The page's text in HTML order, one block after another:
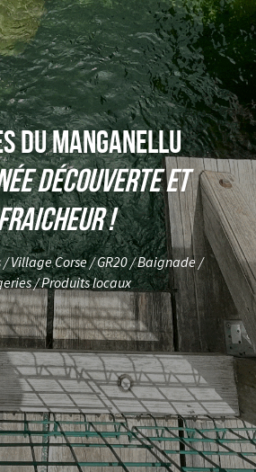
du manganellu
découverte et
!
Village Corse / GR20 / Baignade /
/ Produits locaux